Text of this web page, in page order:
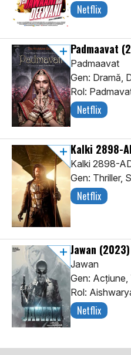
Netflix
Padmaavat
Padmaavat
Gen: Dramă,
Rol:
Netflix
Kalki 2898-
Kalki 2898-
Gen: Thriller,
Netflix
Jawan (2023)
Jawan
Gen: Acţiune,
Rol:
Netflix